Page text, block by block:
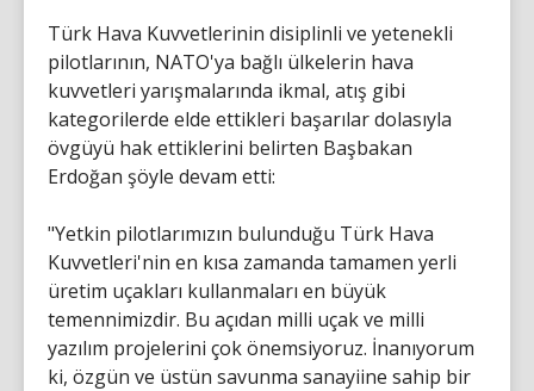
Türk Hava Kuvvetlerinin disiplinli ve yetenekli
pilotlarının, NATO'ya bağlı ülkelerin hava
kuvvetleri yarışmalarında ikmal, atış gibi
kategorilerde elde ettikleri başarılar dolasıyla
övgüyü hak ettiklerini belirten Başbakan
Erdoğan şöyle devam etti:
"Yetkin pilotlarımızın bulunduğu Türk Hava
Kuvvetleri'nin en kısa zamanda tamamen yerli
üretim uçakları kullanmaları en büyük
temennimizdir. Bu açıdan milli uçak ve milli
yazılım projelerini çok önemsiyoruz. İnanıyorum
ki, özgün ve üstün savunma sanayiine sahip bir